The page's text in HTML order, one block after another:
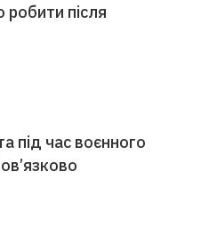
робити після
під час воєнного